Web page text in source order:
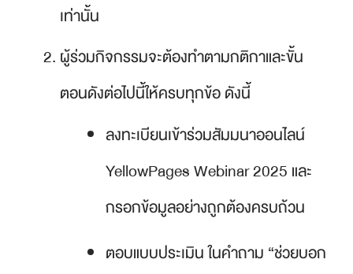
เท่านั้น
ผู้ร่วมกิจกรรมจะต้องทำตามกติกาและขั้น
ตอนดังต่อไปนี้ให้ครบทุกข้อ ดังนี้
ลงทะเบียนเข้าร่วมสัมมนาออนไลน์
YellowPages Webinar 2025 และ
กรอกข้อมูลอย่างถูกต้องครบถ้วน
ตอบแบบประเมิน ในคำถาม “ช่วยบอก